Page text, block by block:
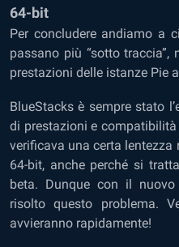
64-bit
Per concludere andiamo a
passano più “sotto
prestazioni delle istanze Pie
BlueStacks è sempre stato
di prestazioni e
verificava una certa lentezza
64-bit, anche perché si
beta. Dunque con il
risolto questo problema.
avvieranno rapidamente!